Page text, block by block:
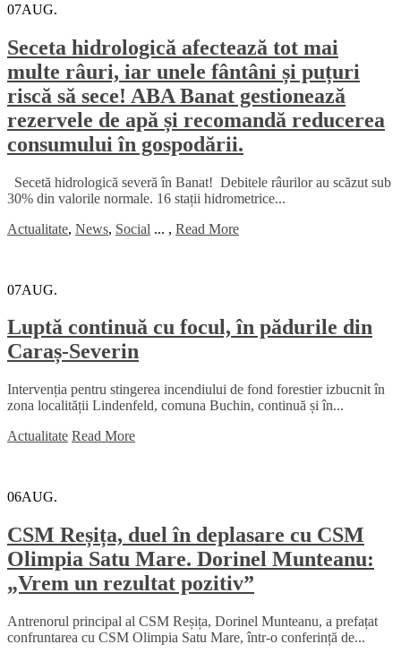
07AUG.
Seceta hidrologică afectează tot mai
multe râuri, iar unele fântâni și puțuri
riscă să sece! ABA Banat gestionează
rezervele de apă și recomandă reducerea
consumului în gospodării.
Secetă hidrologică severă în Banat! Debitele râurilor au scăzut sub
30% din valorile normale. 16 stații hidrometrice...
Actualitate, News, Social ... , Read More
07AUG.
Luptă continuă cu focul, în pădurile din
Caraș-Severin
Intervenția pentru stingerea incendiului de fond forestier izbucnit în
zona localității Lindenfeld, comuna Buchin, continuă și în...
Actualitate Read More
06AUG.
CSM Reșița, duel în deplasare cu CSM
Olimpia Satu Mare. Dorinel Munteanu:
„Vrem un rezultat pozitiv”
Antrenorul principal al CSM Reșița, Dorinel Munteanu, a prefațat
confruntarea cu CSM Olimpia Satu Mare, într-o conferință de...